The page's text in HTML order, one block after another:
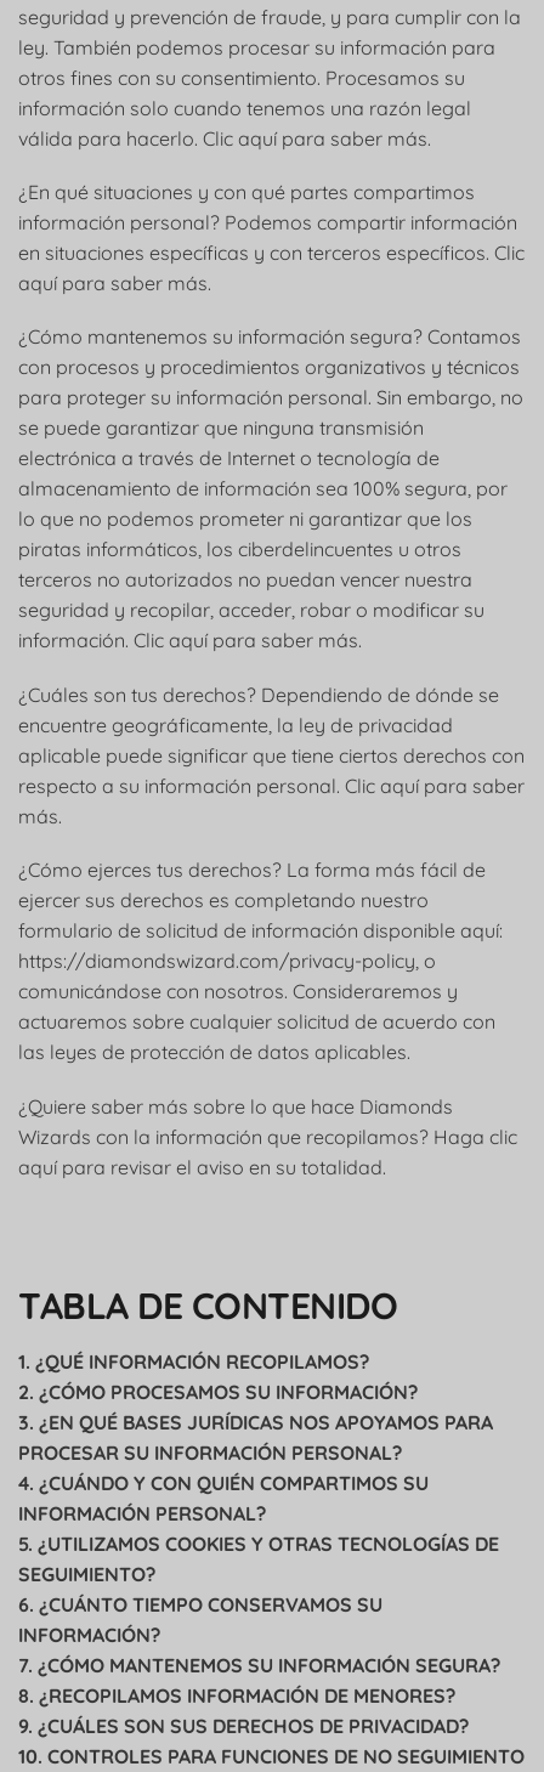
seguridad y prevención de fraude, y para cumplir con la
ley. También podemos procesar su información para
otros fines con su consentimiento. Procesamos su
información solo cuando tenemos una razón legal
válida para hacerlo. Clic aquí para saber más.
¿En qué situaciones y con qué partes compartimos
información personal? Podemos compartir información
en situaciones específicas y con terceros específicos. Clic
aquí para saber más.
¿Cómo mantenemos su información segura? Contamos
con procesos y procedimientos organizativos y técnicos
para proteger su información personal. Sin embargo, no
se puede garantizar que ninguna transmisión
electrónica a través de Internet o tecnología de
almacenamiento de información sea 100% segura, por
lo que no podemos prometer ni garantizar que los
piratas informáticos, los ciberdelincuentes u otros
terceros no autorizados no puedan vencer nuestra
seguridad y recopilar, acceder, robar o modificar su
información. Clic aquí para saber más.
¿Cuáles son tus derechos? Dependiendo de dónde se
encuentre geográficamente, la ley de privacidad
aplicable puede significar que tiene ciertos derechos con
respecto a su información personal. Clic aquí para saber
más.
¿Cómo ejerces tus derechos? La forma más fácil de
ejercer sus derechos es completando nuestro
formulario de solicitud de información disponible aquí:
https://diamondswizard.com/privacy-policy, o
comunicándose con nosotros. Consideraremos y
actuaremos sobre cualquier solicitud de acuerdo con
las leyes de protección de datos aplicables.
¿Quiere saber más sobre lo que hace Diamonds
Wizards con la información que recopilamos? Haga clic
aquí para revisar el aviso en su totalidad.
TABLA DE CONTENIDO
1. ¿QUÉ INFORMACIÓN RECOPILAMOS?
2. ¿CÓMO PROCESAMOS SU INFORMACIÓN?
3. ¿EN QUÉ BASES JURÍDICAS NOS APOYAMOS PARA
PROCESAR SU INFORMACIÓN PERSONAL?
4. ¿CUÁNDO Y CON QUIÉN COMPARTIMOS SU
INFORMACIÓN PERSONAL?
5. ¿UTILIZAMOS COOKIES Y OTRAS TECNOLOGÍAS DE
SEGUIMIENTO?
6. ¿CUÁNTO TIEMPO CONSERVAMOS SU
INFORMACIÓN?
7. ¿CÓMO MANTENEMOS SU INFORMACIÓN SEGURA?
8. ¿RECOPILAMOS INFORMACIÓN DE MENORES?
9. ¿CUÁLES SON SUS DERECHOS DE PRIVACIDAD?
10. CONTROLES PARA FUNCIONES DE NO SEGUIMIENTO